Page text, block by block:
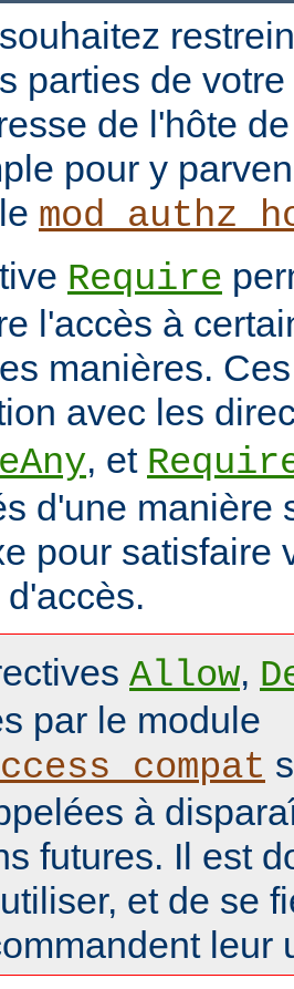
parties de
de l'hôte
pour y
Require
l'accès à
manières.
avec les
, et
d'une manière
pour satisfaire
Allow,
par le module
à
futures. Il est
et de se
leur